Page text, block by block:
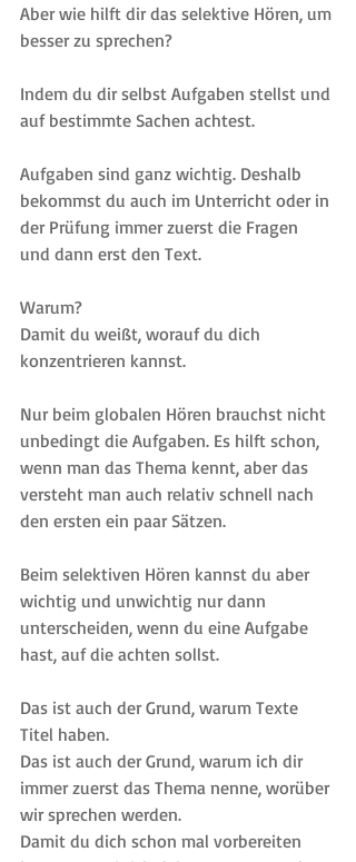
Aber wie hilft dir das selektive Hören, um
besser zu sprechen?
Indem du dir selbst Aufgaben stellst und
auf bestimmte Sachen achtest.
Aufgaben sind ganz wichtig. Deshalb
bekommst du auch im Unterricht oder in
der Prüfung immer zuerst die Fragen
und dann erst den Text.
Warum?
Damit du weißt, worauf du dich
konzentrieren kannst.
Nur beim globalen Hören brauchst nicht
unbedingt die Aufgaben. Es hilft schon,
wenn man das Thema kennt, aber das
versteht man auch relativ schnell nach
den ersten ein paar Sätzen.
Beim selektiven Hören kannst du aber
wichtig und unwichtig nur dann
unterscheiden, wenn du eine Aufgabe
hast, auf die achten sollst.
Das ist auch der Grund, warum Texte
Titel haben.
Das ist auch der Grund, warum ich dir
immer zuerst das Thema nenne, worüber
wir sprechen werden.
Damit du dich schon mal vorbereiten